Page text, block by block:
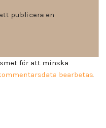
publicera en
för att minska
bearbetas.